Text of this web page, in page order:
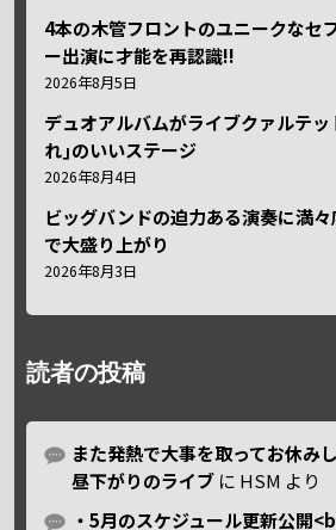
4本の木管フロントのユニークなセ
ー出演に才能を再認識!!
2026年8月5日
デュオアルバムがライブクァルテ
れ｣のいいステージ
2026年8月4日
ビッグバンドの迫力ある演奏に満
で大盛り上がり
2026年8月3日
読者の投稿
また発熱で大事を取ってお休み
昼下がりのライブ に HSM より
・5月のスケジュール更新公開